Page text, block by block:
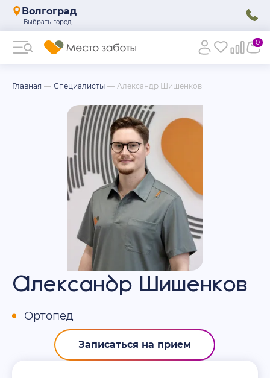
Волгоград
0
Главная Специалисты Александр Шишенков
Александр Шишенков
Ортопед
Записаться на прием